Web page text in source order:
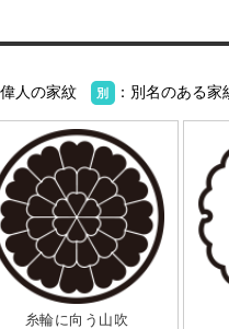
人の家紋 別 ：別名のある家
糸輪に向う山吹